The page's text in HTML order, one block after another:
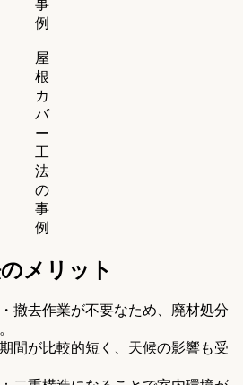
事
例
屋
根
カ
バ
ー
工
法
の
事
例
メリット
・撤去作業が不要なため、廃材処分
期間が比較的短く、天候の影響も受